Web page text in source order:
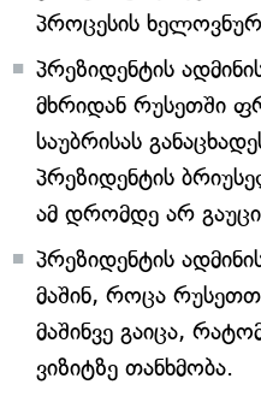
პროცესის
პრეზიდენტის
მხრიდან რუსეთში
საუბრისას
პრეზიდენტის
ამ დრომდე არ
პრეზიდენტის
მაშინ, როცა
მაშინვე გაიცა,
ვიზიტზე თანხმობა.